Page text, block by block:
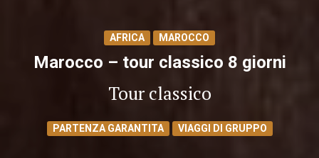
AFRICA MAROCCO
Marocco – tour classico 8 giorni
Tour classico
PARTENZA GARANTITA VIAGGI DI GRUPPO